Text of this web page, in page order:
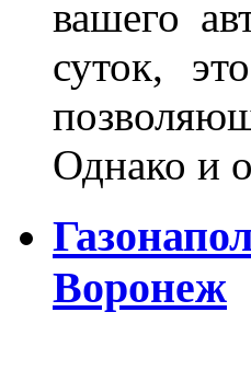
вашего
суток,
Однако и
Воронеж